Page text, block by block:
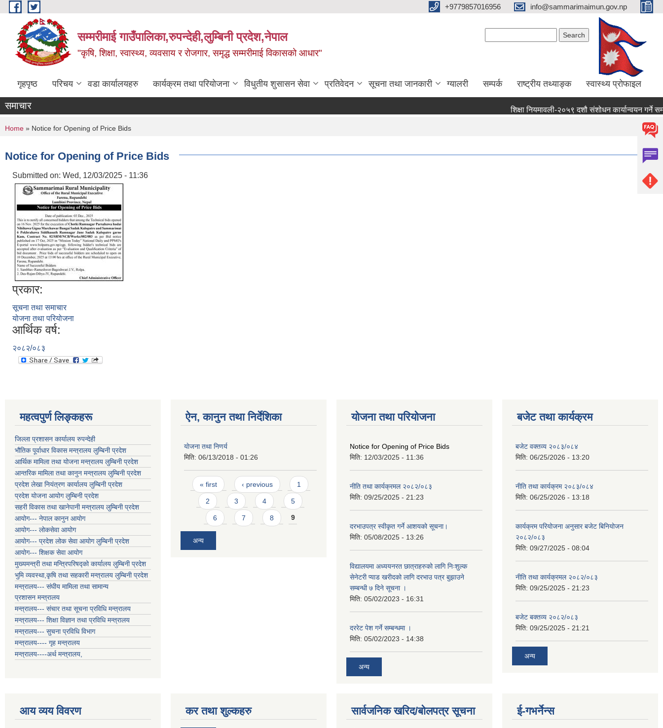
Skip to main content +9779857016956 info@sammarimaimun.gov.np
सम्मरीमाई गाउँपालिका,रुपन्देही,लुम्बिनी प्रदेश,नेपाल
"कृषि, शिक्षा, स्वास्थ्य, व्यवसाय र रोजगार, समृद्ध सम्मरीमाई विकासको आधार"
गृहपृष्ठ परिचय वडा कार्यालयहरु कार्यक्रम तथा परियोजना विधुतीय शुसासन सेवा प्रतिवेदन सूचना तथा जानकारी ग्यालरी सम्पर्क राष्ट्रीय तथ्याङ्क स्वास्थ्य प्रोफाइल
समाचार शिक्षा नियमावली-२०५९ दशौ संशोधन कार्यान्वयन गर्ने
You are here
Home » Notice for Opening of Price Bids
Notice for Opening of Price Bids
Submitted on: Wed, 12/03/2025 - 11:36
प्रकार:
सूचना तथा समाचार
योजना तथा परियोजना
आर्थिक वर्ष:
२०८२/०८३
महत्वपुर्ण लिङ्कहरू
जिल्ला प्रशासन कार्यालय रुपन्देही
भौतिक पूर्वाधार विकास मन्त्रालय लुम्बिनी प्रदेश
आर्थिक मामिला तथा योजना मन्त्रालय लुम्बिनी प्रदेश
आन्तरिक मामिला तथा कानुन मन्त्रालय लुम्बिनी प्रदेश
प्रदेश लेखा नियंत्रण कार्यालय लुम्बिनी प्रदेश
प्रदेश योजना आयोग लुम्बिनी प्रदेश
सहरी विकास तथा खानेपानी मन्त्रालय लुम्बिनी प्रदेश
आयोग--- नेपाल कानुन आयोग
आयोग--- लोकसेवा आयोग
आयोग--- प्रदेश लोक सेवा आयोग लुम्बिनी प्रदेश
आयोग--- शिक्षक सेवा आयोग
मुख्यमन्त्री तथा मन्त्रिपरिषद्को कार्यालय लुम्बिनी प्रदेश
भुमि व्यवस्था,कृषि तथा सहकारी मन्त्रालय लुम्बिनी प्रदेश
मन्त्रालय--- संघीय मामिला तथा सामान्य
प्रशासन मन्त्रालय
मन्त्रालय--- संचार तथा सूचना प्रविधि मन्त्रालय
मन्त्रालय--- शिक्षा विज्ञान तथा प्रविधि मन्त्रालय
मन्त्रालय--- सुचना प्रविधि विभाग
मन्त्रालय---- गृह मन्त्रालय
मन्त्रालय----अर्थ मन्त्रालय,
ऐन, कानुन तथा निर्देशिका
याेजना तथा निणर्य
मिति: 06/13/2018 - 01:26
Pages
« first ‹ previous 1
2 3 4 5
6 7 8 9
अन्य
योजना तथा परियोजना
Notice for Opening of Price Bids
मिति: 12/03/2025 - 11:36
नीति तथा कार्यक्रमल २०८२/०८३
मिति: 09/25/2025 - 21:23
दरभाउपत्र स्वीकृत गर्ने आशयको सूचना।
मिति: 05/08/2025 - 13:26
विद्यालयमा अध्ययनरत छात्राहरुको लागि निःशुल्क
सेनेटरी प्याड खरीदको लागि दरभाउ पत्र बुझाउने
सम्बन्धी ७ दिने सूचना ।
मिति: 05/02/2023 - 16:31
दररेट पेश गर्ने सम्बन्धमा ।
मिति: 05/02/2023 - 14:38
अन्य
बजेट तथा कार्यक्रम
बजेट वक्तव्य २०८३/०८४
मिति: 06/25/2026 - 13:20
नीति तथा कार्यक्रम २०८३/०८४
मिति: 06/25/2026 - 13:18
कार्यक्रम परियोजना अनुसार बजेट बिनियोजन
२०८२/०८३
मिति: 09/27/2025 - 08:04
नीति तथा कार्यक्रमल २०८२/०८३
मिति: 09/25/2025 - 21:23
बजेट बक्तव्य २०८२/०८३
मिति: 09/25/2025 - 21:21
अन्य
आय व्यय विवरण कर तथा शुल्कहरु सार्वजनिक खरिद/बोलपत्र सूचना ई-गभर्नेन्स